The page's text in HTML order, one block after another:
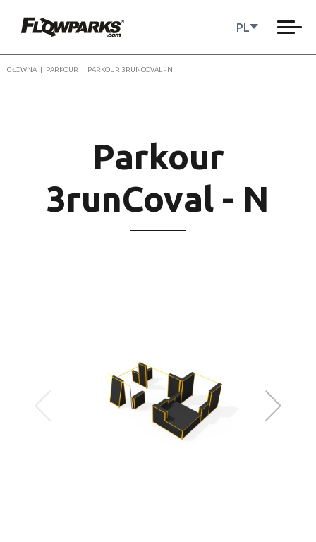
PL
GŁÓWNA | PARKOUR | PARKOUR 3RUNCOVAL - N
Parkour
3runCoval - N